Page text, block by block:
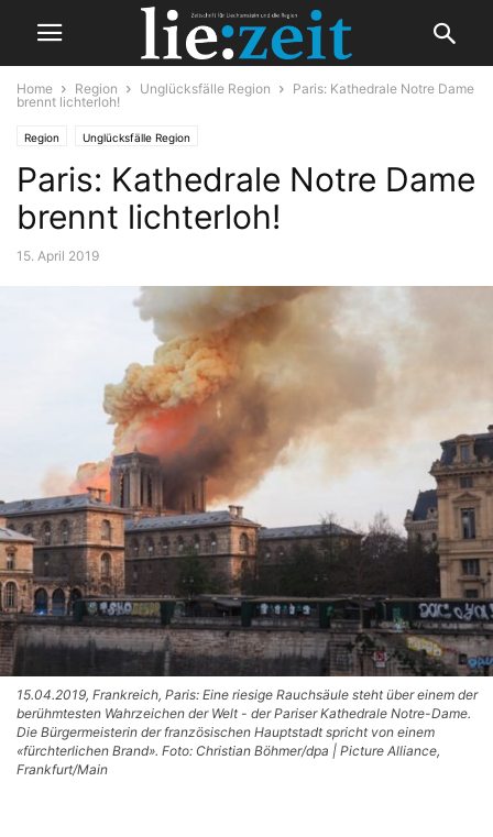
Home Region Unglücksfälle Region
Paris: Kathedrale Notre Dame
brennt lichterloh!
Region Unglücksfälle Region
Paris: Kathedrale Notre Dame
brennt lichterloh!
15. April 2019
15.04.2019, Frankreich, Paris: Eine riesige Rauchsäule steht über einem der
berühmtesten Wahrzeichen der Welt - der Pariser Kathedrale Notre-Dame.
Die Bürgermeisterin der französischen Hauptstadt spricht von einem
«fürchterlichen Brand». Foto: Christian Böhmer/dpa | Picture Alliance,
Frankfurt/Main